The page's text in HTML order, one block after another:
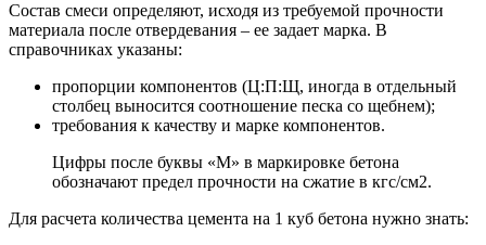
Состав смеси определяют, исходя из требуемой прочности
материала после отвердевания – ее задает марка. В
справочниках указаны:
пропорции компонентов (Ц:П:Щ, иногда в отдельный
столбец выносится соотношение песка со щебнем);
требования к качеству и марке компонентов.
Цифры после буквы «М» в маркировке бетона
обозначают предел прочности на сжатие в кгс/см2.
Для расчета количества цемента на 1 куб бетона нужно знать: